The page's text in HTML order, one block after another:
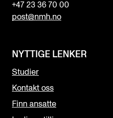
+47 23 36 70 00
post@nmh.no
NYTTIGE LENKER
Studier
Kontakt oss
Finn ansatte